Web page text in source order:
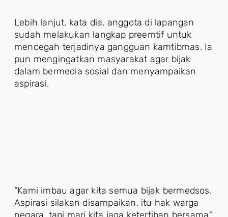
Lebih lanjut, kata dia, anggota di lapangan
sudah melakukan langkap preemtif untuk
mencegah terjadinya gangguan kamtibmas. Ia
pun mengingatkan masyarakat agar bijak
dalam bermedia sosial dan menyampaikan
aspirasi.
“Kami imbau agar kita semua bijak bermedsos.
Aspirasi silakan disampaikan, itu hak warga